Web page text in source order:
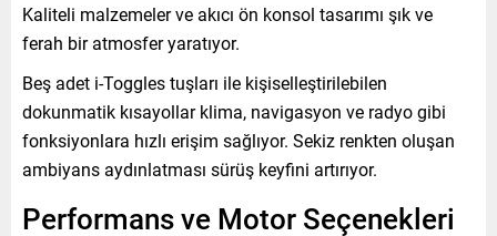
Kaliteli malzemeler ve akıcı ön konsol tasarımı şık ve
ferah bir atmosfer yaratıyor.
Beş adet i-Toggles tuşları ile kişiselleştirilebilen
dokunmatik kısayollar klima, navigasyon ve radyo gibi
fonksiyonlara hızlı erişim sağlıyor. Sekiz renkten oluşan
ambiyans aydınlatması sürüş keyfini artırıyor.
Performans ve Motor Seçenekleri